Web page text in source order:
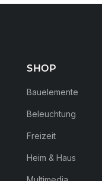
SHOP
Bauelemente
Beleuchtung
Freizeit
Heim & Haus